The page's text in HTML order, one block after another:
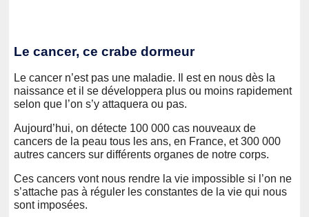
Le cancer, ce crabe dormeur
Le cancer n’est pas une maladie. Il est en nous dès la
naissance et il se développera plus ou moins rapidement
selon que l’on s’y attaquera ou pas.
Aujourd’hui, on détecte 100 000 cas nouveaux de
cancers de la peau tous les ans, en France, et 300 000
autres cancers sur différents organes de notre corps.
Ces cancers vont nous rendre la vie impossible si l’on ne
s’attache pas à réguler les constantes de la vie qui nous
sont imposées.